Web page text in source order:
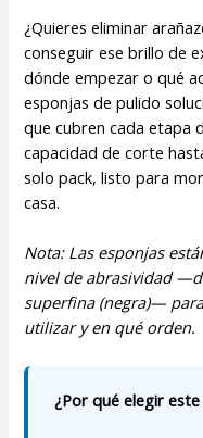
¿Quieres eliminar
conseguir ese brillo de
dónde empezar o qué
esponjas de pulido
que cubren cada etapa
capacidad de corte
solo pack, listo para
casa.
Nota: Las esponjas
nivel de abrasividad
superfina (negra)—
utilizar y en qué orden.
¿Por qué elegir